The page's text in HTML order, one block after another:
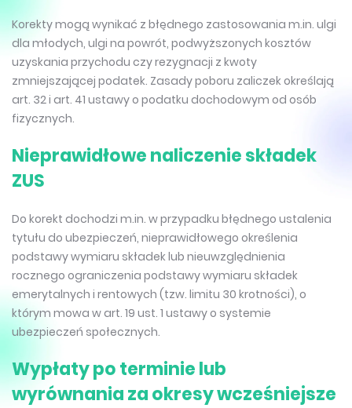
Korekty mogą wynikać z błędnego zastosowania m.in. ulgi
dla młodych, ulgi na powrót, podwyższonych kosztów
uzyskania przychodu czy rezygnacji z kwoty
zmniejszającej podatek. Zasady poboru zaliczek określają
art. 32 i art. 41 ustawy o podatku dochodowym od osób
fizycznych.
Nieprawidłowe naliczenie składek
ZUS
Do korekt dochodzi m.in. w przypadku błędnego ustalenia
tytułu do ubezpieczeń, nieprawidłowego określenia
podstawy wymiaru składek lub nieuwzględnienia
rocznego ograniczenia podstawy wymiaru składek
emerytalnych i rentowych (tzw. limitu 30 krotności), o
którym mowa w art. 19 ust. 1 ustawy o systemie
ubezpieczeń społecznych.
Wypłaty po terminie lub
wyrównania za okresy wcześniejsze